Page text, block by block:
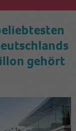
gehört